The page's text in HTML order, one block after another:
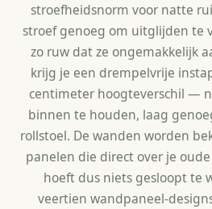
stroefheidsnorm voor natte
stroef genoeg om uitglijden te
zo ruw dat ze ongemakkelijk
krijg je een drempelvrije
centimeter hoogteverschil —
binnen te houden, laag
rollstoel. De wanden worden
panelen die direct over je
hoeft dus niets gesloopt te
veertien wandpaneel-